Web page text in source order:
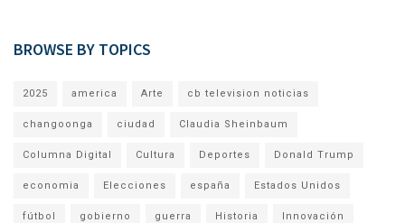
BROWSE BY TOPICS
2025 america Arte cb television noticias
changoonga ciudad Claudia Sheinbaum
Columna Digital Cultura Deportes Donald Trump
economia Elecciones españa Estados Unidos
fútbol gobierno guerra Historia Innovación